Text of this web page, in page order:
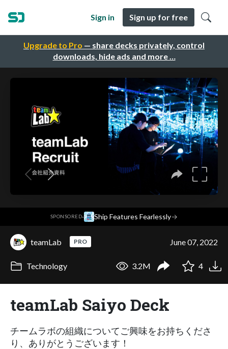
Upgrade to Pro — share decks privately, control
downloads, hide ads and more …
Sign in Sign up for free
SPONSORED· Ship Features Fearlessly→
teamLab PRO June 07, 2022
Technology 3.2M 4
teamLab Saiyo Deck
チームラボの組織についてご興味をお持ちくださ
り、ありがとうございます！